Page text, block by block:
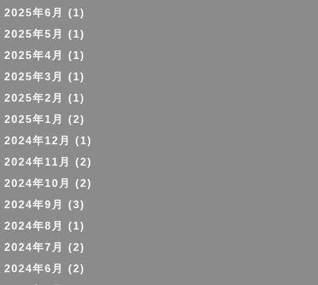
2025年6月
(1)
2025年5月
(1)
2025年4月
(1)
2025年3月
(1)
2025年2月
(1)
2025年1月
(2)
2024年12月
(1)
2024年11月
(2)
2024年10月
(2)
2024年9月
(3)
2024年8月
(1)
2024年7月
(2)
2024年6月
(2)